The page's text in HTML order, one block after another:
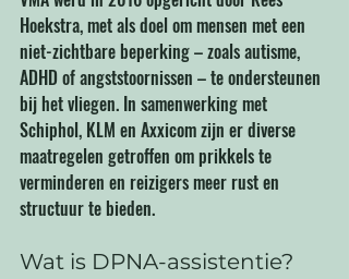
Hoekstra, met als doel om mensen met een
niet-zichtbare beperking – zoals autisme,
ADHD of angststoornissen – te ondersteunen
bij het vliegen. In samenwerking met
Schiphol, KLM en Axxicom zijn er diverse
maatregelen getroffen om prikkels te
verminderen en reizigers meer rust en
structuur te bieden.
Wat is DPNA-assistentie?